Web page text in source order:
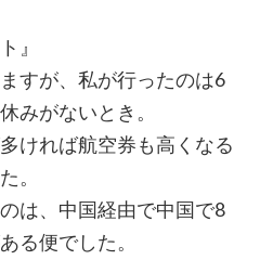
』
すが、私が行ったのは6
みがないとき。
ければ航空券も高くなる
。
は、中国経由で中国で8
る便でした。